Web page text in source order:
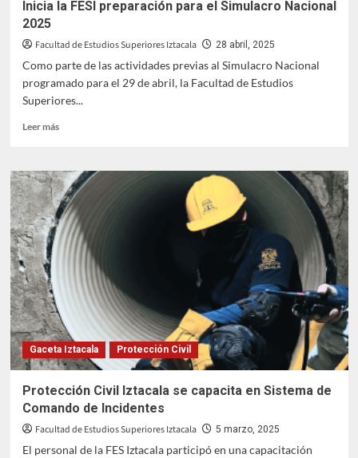
Inicia la FESI preparación para el Simulacro Nacional
2025
Facultad de Estudios Superiores Iztacala 28 abril, 2025
Como parte de las actividades previas al Simulacro Nacional
programado para el 29 de abril, la Facultad de Estudios
Superiores...
Leer másLeer
Inicia
la
FESI
preparación
para
el
Simulacro
Nacional
2025
Gaceta Iztacala Protección Civil
Protección Civil Iztacala se capacita en Sistema de
Comando de Incidentes
Facultad de Estudios Superiores Iztacala 5 marzo, 2025
El personal de la FES Iztacala participó en una capacitación